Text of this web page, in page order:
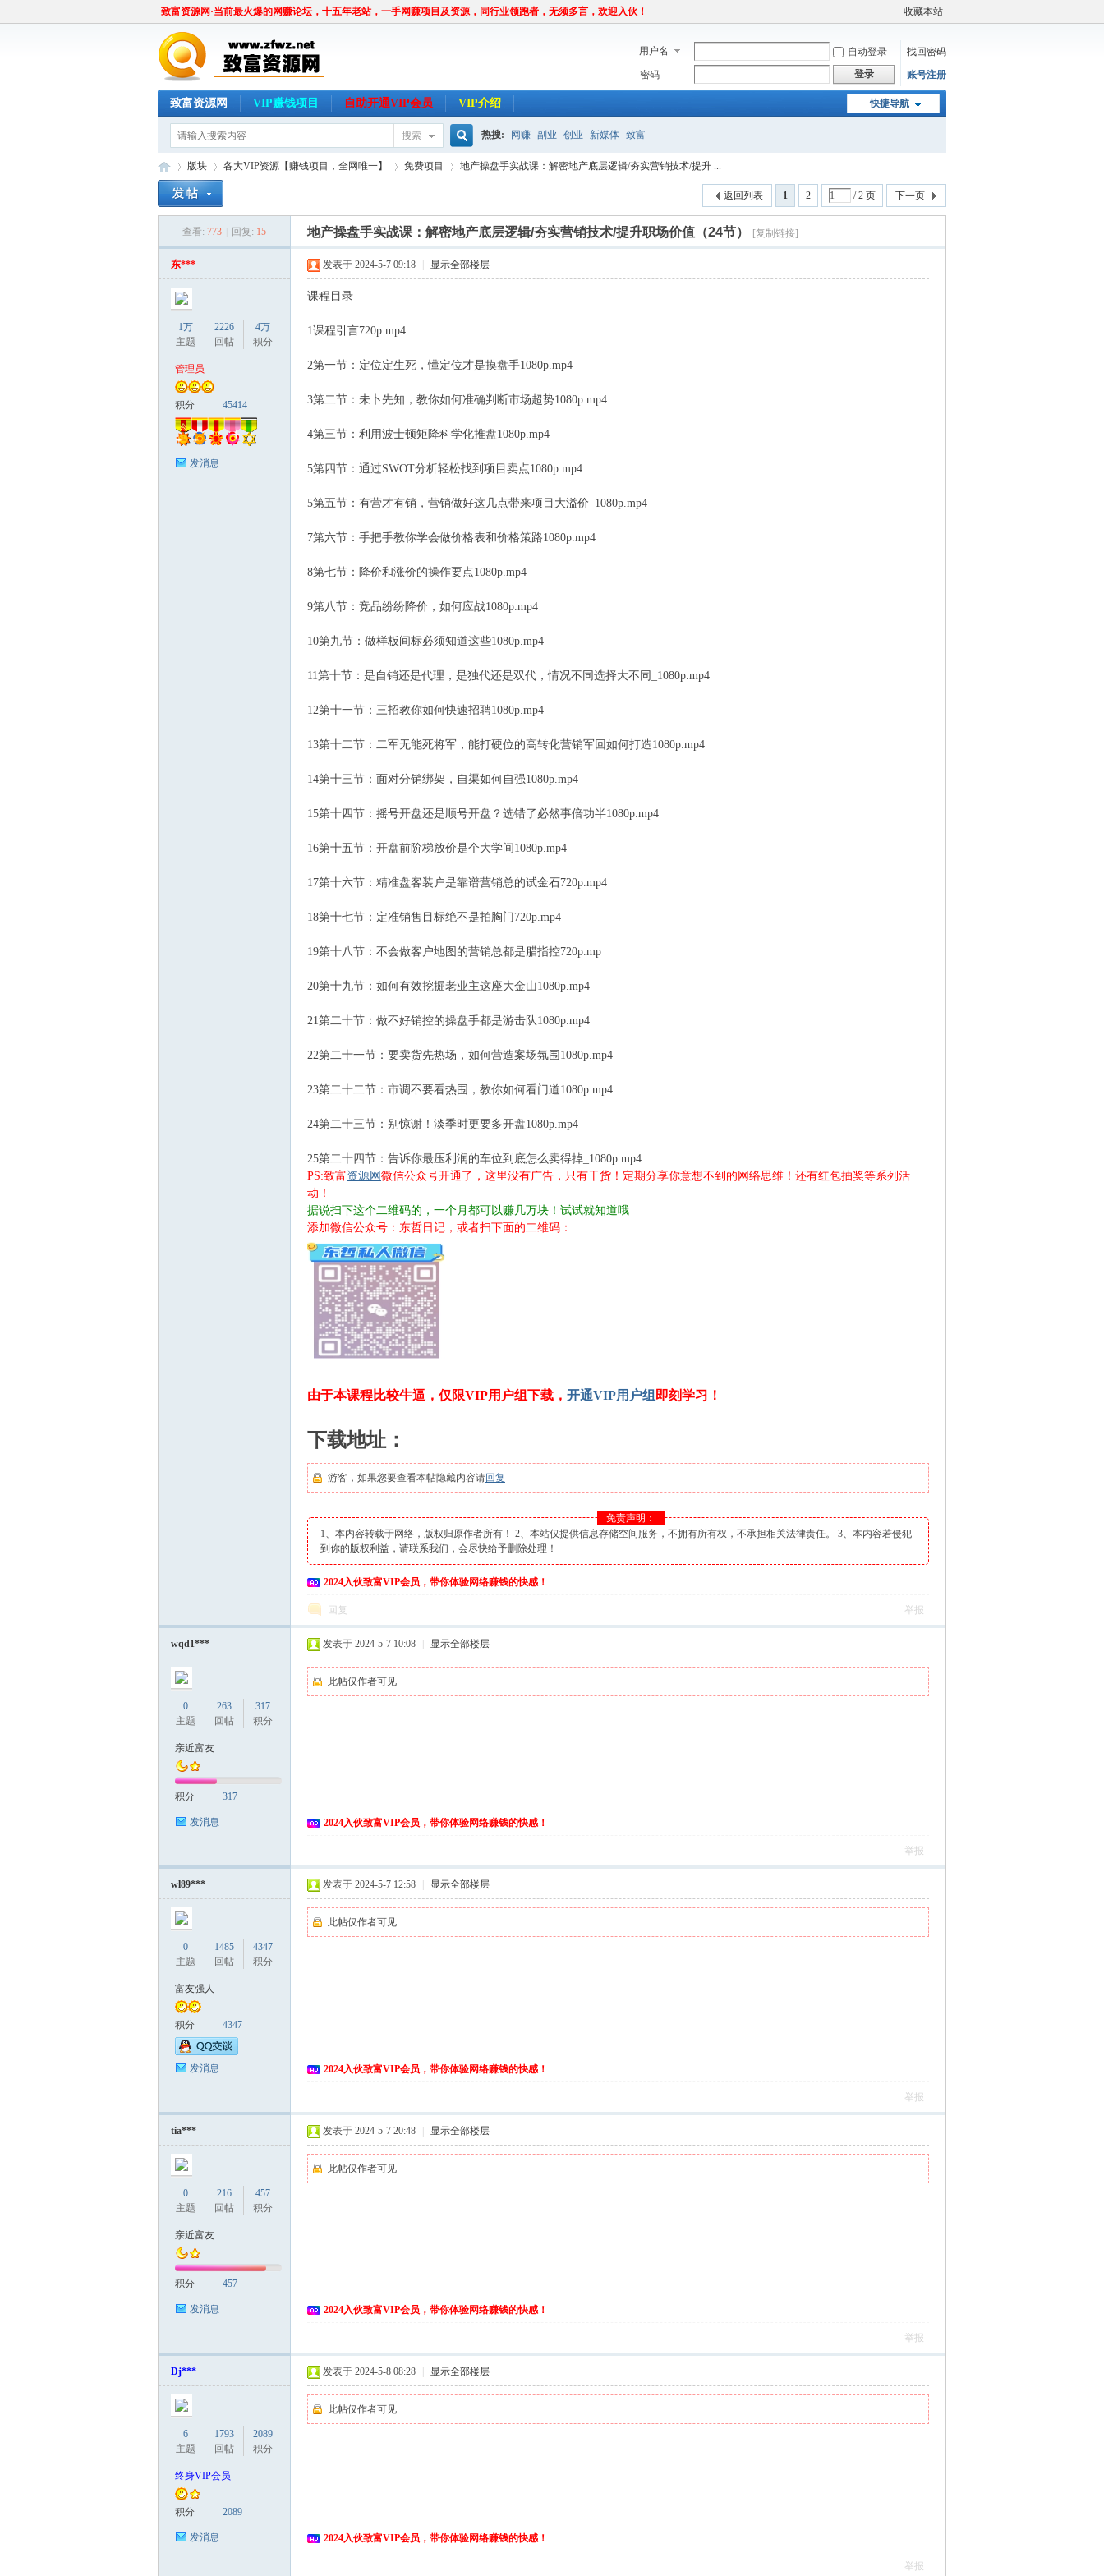
致富资源网·当前最火爆的网赚论坛，十五年老站，一手网赚项目及资源，同行业领跑者，无须多言，欢迎入伙！ 收藏本站
用户名 自动登录
找回密码
密码
登录 账号注册
快捷导航
致富资源网 VIP赚钱项目 自助开通VIP会员 VIP介绍
搜索
搜
索
热搜: 网赚 副业 创业 新媒体 致富
版块
›
各大VIP资源【赚钱项目，全网唯一】
›
免费项目
›
地产操盘手实战课：解密地产底层逻辑/夯实营销技术/提升 ...
1 2 / 2 页 下一页
返回列表
查看: 773 回复: 15 地产操盘手实战课：解密地产底层逻辑/夯实营销技术/提升职场价值（24节） [复制链接]
东***
1万
主题
2226
回帖
4万
积分
管理员
积分 45414
发消息
发表于 2024-5-7 09:18 显示全部楼层
课程目录
1课程引言720p.mp4
2第一节：定位定生死，懂定位才是摸盘手1080p.mp4
3第二节：未卜先知，教你如何准确判断市场超势1080p.mp4
4第三节：利用波士顿矩降科学化推盘1080p.mp4
5第四节：通过SWOT分析轻松找到项目卖点1080p.mp4
5第五节：有营才有销，营销做好这几点带来项目大溢价_1080p.mp4
7第六节：手把手教你学会做价格表和价格策路1080p.mp4
8第七节：降价和涨价的操作要点1080p.mp4
9第八节：竞品纷纷降价，如何应战1080p.mp4
10第九节：做样板间标必须知道这些1080p.mp4
11第十节：是自销还是代理，是独代还是双代，情况不同选择大不同_1080p.mp4
12第十一节：三招教你如何快速招聘1080p.mp4
13第十二节：二军无能死将军，能打硬位的高转化营销军回如何打造1080p.mp4
14第十三节：面对分销绑架，自渠如何自强1080p.mp4
15第十四节：摇号开盘还是顺号开盘？选错了必然事倍功半1080p.mp4
16第十五节：开盘前阶梯放价是个大学间1080p.mp4
17第十六节：精准盘客装户是靠谱营销总的试金石720p.mp4
18第十七节：定准销售目标绝不是拍胸门720p.mp4
19第十八节：不会做客户地图的营销总都是腊指控720p.mp
20第十九节：如何有效挖掘老业主这座大金山1080p.mp4
21第二十节：做不好销控的操盘手都是游击队1080p.mp4
22第二十一节：要卖货先热场，如何营造案场氛围1080p.mp4
23第二十二节：市调不要看热围，教你如何看门道1080p.mp4
24第二十三节：别惊谢！淡季时更要多开盘1080p.mp4
25第二十四节：告诉你最压利润的车位到底怎么卖得掉_1080p.mp4
PS:致富资源网 微信公众号开通了，这里没有广告，只有干货！定期分享你意想不到的网络思维！还有红包抽奖等系列活
动！
据说扫下这个二维码的，一个月都可以赚几万块！试试就知道哦
添加微信公众号：东哲日记，或者扫下面的二维码：
由于本课程比较牛逼，仅限VIP用户组下载， 开通VIP用户组 即刻学习！
下载地址：
游客，如果您要查看本帖隐藏内容请回复
免责声明：
1、本内容转载于网络，版权归原作者所有！ 2、本站仅提供信息存储空间服务，不拥有所有权，不承担相关法律责任。 3、本内容若侵犯
到你的版权利益，请联系我们，会尽快给予删除处理！
2024入伙致富VIP会员，带你体验网络赚钱的快感！
回复 举报
wqd1***
0
主题
263
回帖
317
积分
亲近富友
积分 317
发消息
发表于 2024-5-7 10:08 显示全部楼层
此帖仅作者可见
2024入伙致富VIP会员，带你体验网络赚钱的快感！
举报
wl89***
0
主题
1485
回帖
4347
积分
富友强人
积分 4347
发消息
发表于 2024-5-7 12:58 显示全部楼层
此帖仅作者可见
2024入伙致富VIP会员，带你体验网络赚钱的快感！
举报
tia***
0
主题
216
回帖
457
积分
亲近富友
积分 457
发消息
发表于 2024-5-7 20:48 显示全部楼层
此帖仅作者可见
2024入伙致富VIP会员，带你体验网络赚钱的快感！
举报
Dj***
6
主题
1793
回帖
2089
积分
终身VIP会员
积分 2089
发消息
发表于 2024-5-8 08:28 显示全部楼层
此帖仅作者可见
2024入伙致富VIP会员，带你体验网络赚钱的快感！
举报